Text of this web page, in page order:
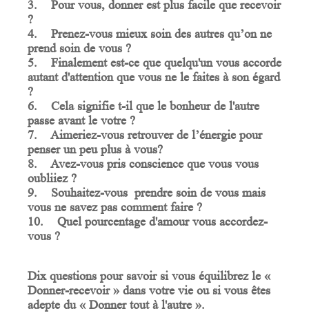
3. Pour vous, donner est plus facile que recevoir
?
4.
Prenez-vous mieux soin des autres qu’on ne
prend soin de vous ?
5. Finalement est-ce que quelqu'un vous accorde
autant d'attention que vous ne le faites à son égard
?
6. Cela signifie t-il que le bonheur de l'autre
passe avant le votre ?
7. Aimeriez-vous retrouver de l’énergie pour
penser un peu plus à vous?
8.
Avez-vous pris conscience que vous vous
oubliiez ?
9.
Souhaitez-vous prendre soin de vous mais
vous ne savez pas comment faire ?
10. Quel pourcentage d'amour vous accordez-
vous ?
Dix questions pour savoir si vous équilibrez le «
Donner-recevoir» dans votre vie ou si vous êtes
adepte du « Donner toutà l'autre».